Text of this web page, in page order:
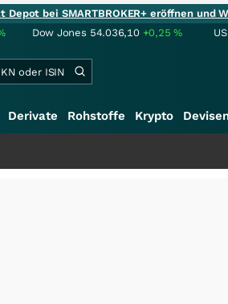
Depot bei SMARTBROKER+ eröffnen und
Dow Jones 54.036,10 +0,25%
Derivate Rohstoffe Krypto